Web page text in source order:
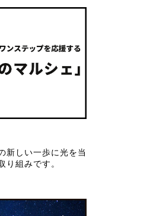
新しい一歩に光を当
り組みです。